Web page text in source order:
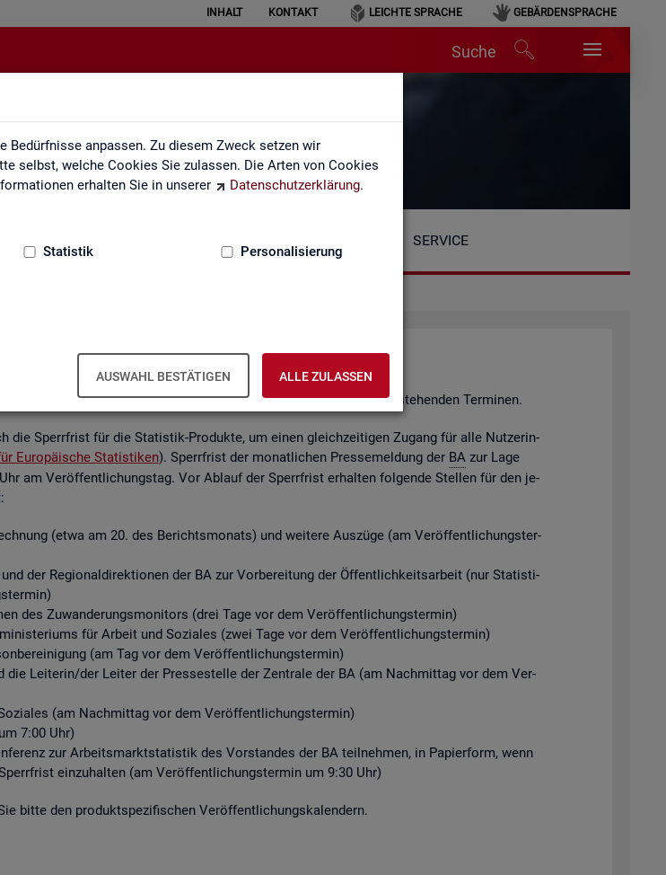
Bedürfnisse anpassen. Zu diesem Zweck setzen wir
selbst, welche Cookies Sie zulassen. Die Arten von Cookies
erhalten Sie in unserer
Datenschutzerklärung.
Statistik Personalisierung
AUSWAHL BESTÄTIGEN ALLE ZULASSEN
INHALT KONTAKT LEICHTE SPRACHE GEBÄRDENSPRACHE
Suche
SERVICE
in Deutsch­land und in den Re­gio­nen er­fol­gen an den unten ste­hen­den Ter­mi­nen.
die Sperr­frist für die Sta­tis­tik-Pro­duk­te, um einen gleich­zei­ti­gen Zu­gang für alle Nut­ze­rin­
Eu­ro­päi­sche Sta­tis­ti­ken). Sperr­frist der mo­nat­li­chen Pres­se­mel­dung der BAzur Lage
am Ver­öf­fent­li­chungs­tag. Vor Ab­lauf der Sperr­frist er­hal­ten fol­gen­de Stel­len für den je­
(etwa am 20. des Be­richts­mo­nats) und wei­te­re Aus­zü­ge (am Ver­öf­fent­li­chungs­ter­
der Re­gio­nal­di­rek­tio­nen der BA zur Vor­be­rei­tung der Öf­fent­lich­keits­ar­beit (nur Sta­tis­ti­
des Zu­wan­de­rungs­mo­ni­tors (drei Tage vor dem Ver­öf­fent­li­chungs­ter­min)
für Ar­beit und So­zia­les (zwei Tage vor dem Ver­öf­fent­li­chungs­ter­min)
(am Tag vor dem Ver­öf­fent­li­chungs­ter­min)
Lei­te­rin/der Lei­ter der Pres­se­stel­le der Zen­tra­le der BA (am Nach­mit­tag vor dem Ver­
(am Nach­mit­tag vor dem Ver­öf­fent­li­chungs­ter­min)
7:00 Uhr)
zur Ar­beits­markt­sta­tis­tik des Vor­stan­des der BA teil­neh­men, in Pa­pier­form, wenn
ein­zu­hal­ten (am Ver­öf­fent­li­chungs­ter­min um 9:30 Uhr)
bitte den pro­dukt­spe­zi­fi­schen Ver­öf­fent­li­chungs­ka­len­dern.